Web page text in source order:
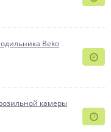
Beko
камеры